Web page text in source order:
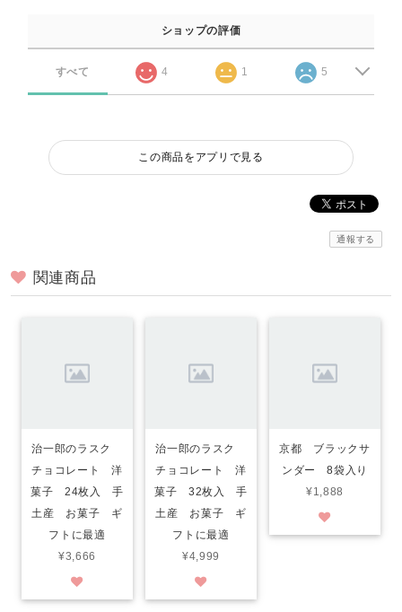
ショップの評価
すべて 4 1 5
この商品をアプリで見る
通報する
関連商品
治一郎のラスク
チョコレート 洋
菓子 24枚入 手
土産 お菓子 ギ
フトに最適
¥3,666
治一郎のラスク
チョコレート 洋
菓子 32枚入 手
土産 お菓子 ギ
フトに最適
¥4,999
京都 ブラックサ
ンダー 8袋入り
¥1,888